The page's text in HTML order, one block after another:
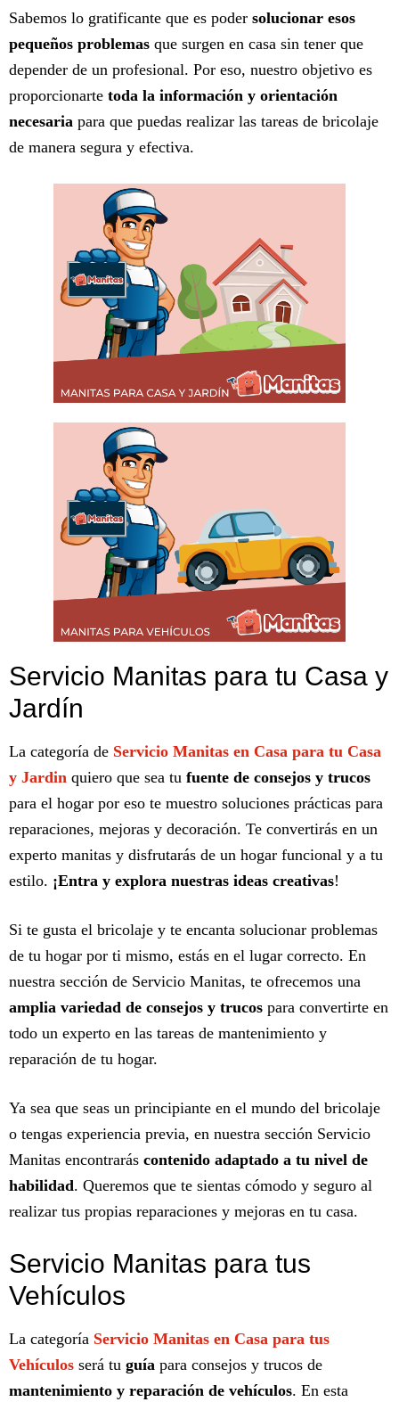
Sabemos lo gratificante que es poder solucionar esos
pequeños problemas que surgen en casa sin tener que
depender de un profesional. Por eso, nuestro objetivo es
proporcionarte toda la información y orientación
necesaria para que puedas realizar las tareas de bricolaje
de manera segura y efectiva.
Servicio Manitas para tu Casa y
Jardín
La categoría de Servicio Manitas en Casa para tu Casa
y Jardin quiero que sea tu fuente de consejos y trucos
para el hogar por eso te muestro soluciones prácticas para
reparaciones, mejoras y decoración. Te convertirás en un
experto manitas y disfrutarás de un hogar funcional y a tu
estilo. ¡Entra y explora nuestras ideas creativas!
Si te gusta el bricolaje y te encanta solucionar problemas
de tu hogar por ti mismo, estás en el lugar correcto. En
nuestra sección de Servicio Manitas, te ofrecemos una
amplia variedad de consejos y trucos para convertirte en
todo un experto en las tareas de mantenimiento y
reparación de tu hogar.
Ya sea que seas un principiante en el mundo del bricolaje
o tengas experiencia previa, en nuestra sección Servicio
Manitas encontrarás contenido adaptado a tu nivel de
habilidad. Queremos que te sientas cómodo y seguro al
realizar tus propias reparaciones y mejoras en tu casa.
Servicio Manitas para tus
Vehículos
La categoría Servicio Manitas en Casa para tus
Vehículos será tu guía para consejos y trucos de
mantenimiento y reparación de vehículos. En esta